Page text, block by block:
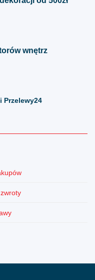
wnętrz
Przelewy24